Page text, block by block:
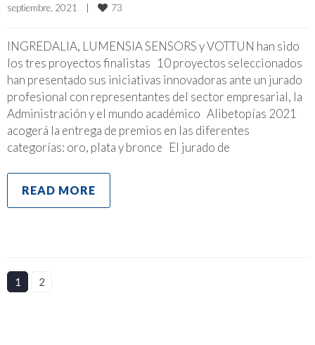
septiembre, 2021
73
INGREDALIA, LUMENSIA SENSORS y VOTTUN han sido
los tres proyectos finalistas 10 proyectos seleccionados
han presentado sus iniciativas innovadoras ante un jurado
profesional con representantes del sector empresarial, la
Administración y el mundo académico Alibetopías 2021
acogerá la entrega de premios en las diferentes
categorías: oro, plata y bronce El jurado de
READ MORE
1 2